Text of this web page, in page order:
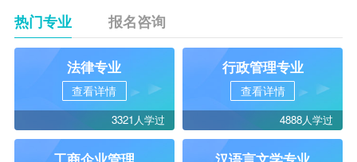
热门专业 报名咨询
法律专业
查看详情
3321人学过
行政管理专业
查看详情
4888人学过